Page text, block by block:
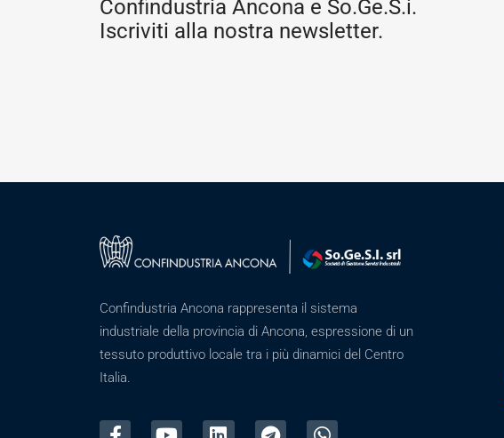
Confindustria Ancona e So.Ge.S.i.
Iscriviti alla nostra newsletter.
Confindustria Ancona rappresenta il sistema
industriale della provincia di Ancona, espressione di un
tessuto produttivo locale tra i più dinamici del Centro
Italia.